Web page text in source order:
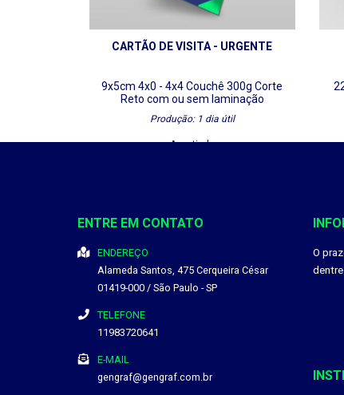
CARTÃO DE VISITA - URGENTE
9x5cm 4x0 - 4x4 Couchê 300g Corte
Reto com ou sem laminação
Produção: 1 dia útil
A partir de
ENTRE EM CONTATO
ENDEREÇO
Alameda Santos, 475 Cerqueira César
01419-000 / São Paulo - SP
TELEFONE
11983720641
E-MAIL
gengraf@gengraf.com.br
O